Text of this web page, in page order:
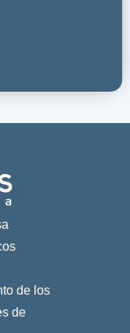
de los
de